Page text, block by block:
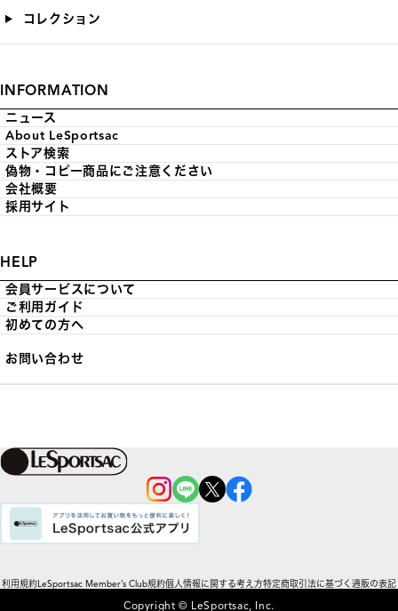
コレクション
INFORMATION
ニュース
About LeSportsac
ストア検索
偽物・コピー商品にご注意ください
会社概要
採用サイト
HELP
会員サービスについて
ご利用ガイド
初めての方へ
お問い合わせ
利用規約LeSportsac Member’s Club規約個人情報に関する考え方特定商取引法に基づく通販の表記
Copyright © LeSportsac, Inc.